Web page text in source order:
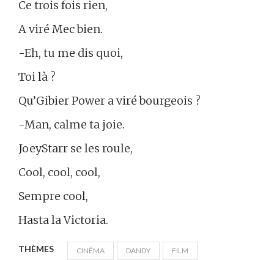
Ce trois fois rien,
A viré Mec bien.
-Eh, tu me dis quoi,
Toi là ?
Qu’Gibier Power a viré bourgeois ?
-Man, calme ta joie.
JoeyStarr se les roule,
Cool, cool, cool,
Sempre cool,
Hasta la Victoria.
THÈMES CINÉMA DANDY FILM